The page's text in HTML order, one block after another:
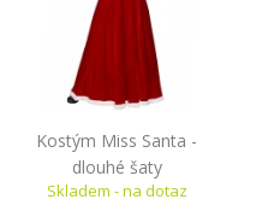
Kostým Miss Santa -
dlouhé šaty
Skladem - na dotaz